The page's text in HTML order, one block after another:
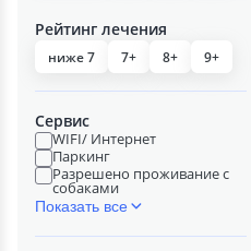
Рейтинг лечения
ниже 7 7+ 8+ 9+
Сервис
WIFI/ Интернет
Паркинг
Разрешено проживание с
собаками
Показать все